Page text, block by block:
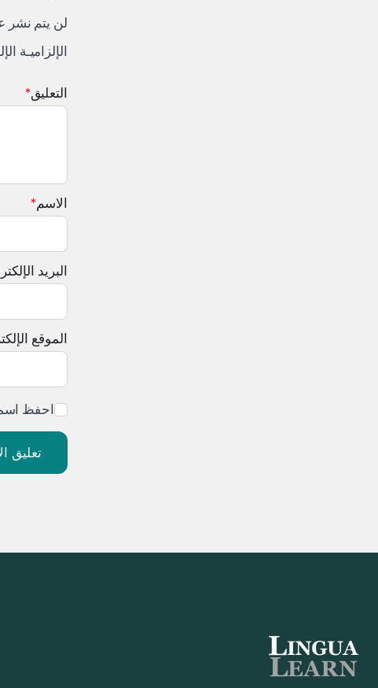
لن يتم نشر
الإلزاميـة
التعليق*
الاسم*
البريد
الموقع
احفظ